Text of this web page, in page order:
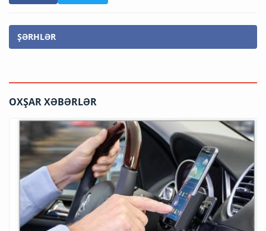
ŞƏRHLƏR
OXŞAR XƏBƏRLƏR